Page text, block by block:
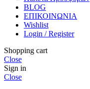
BLOG
ΕΠΙΚΟΙΝΩΝΙΑ
Wishlist
Login / Register
Shopping cart
Close
Sign in
Close